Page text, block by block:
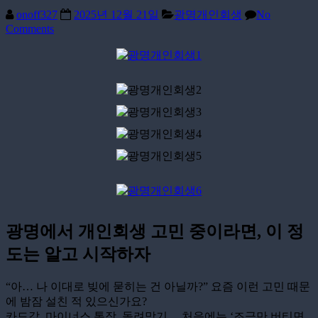
onoff327 2025년 12월 21일 광명개인회생
No
Comments
광명에서 개인회생 고민 중이라면, 이 정
도는 알고 시작하자
“아… 나 이대로 빚에 묻히는 건 아닐까?” 요즘 이런 고민 때문
에 밤잠 설친 적 있으신가요?